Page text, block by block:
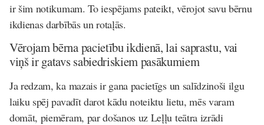
ir šim notikumam. To iespējams pateikt, vērojot savu bērnu
ikdienas darbībās un rotaļās.
Vērojam bērna pacietību ikdienā, lai saprastu, vai
viņš ir gatavs sabiedriskiem pasākumiem
Ja redzam, ka mazais ir gana pacietīgs un salīdzinoši ilgu
laiku spēj pavadīt darot kādu noteiktu lietu, mēs varam
domāt, piemēram, par došanos uz Leļļu teātra izrādi